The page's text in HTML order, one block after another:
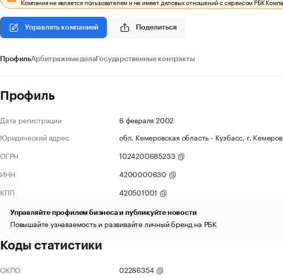
Управлять компанией Поделиться
ПрофильАрбитражные дела Государственные контракты
Профиль
Дата регистрации
6 февраля 2002
Юридический адрес
обл. Кемеровская область - Кузбасс, г.
ОГРН
1024200685233
ИНН
4200000630
КПП
420501001
Управляйте профилем бизнеса и публикуйте новости
Повышайте узнаваемость и развивайте личный бренд на РБК
Коды статистики
ОКПО
02286354